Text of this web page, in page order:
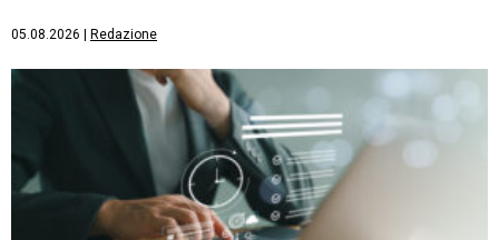
05.08.2026 Redazione